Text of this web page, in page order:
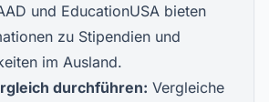
und EducationUSA bieten
zu Stipendien und
im Ausland.
durchführen: Vergleiche